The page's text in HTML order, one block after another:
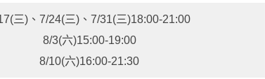
三)、7/24(三)、7/31(三)18:00-21:00
8/3(六)15:00-19:00
8/10(六)16:00-21:30